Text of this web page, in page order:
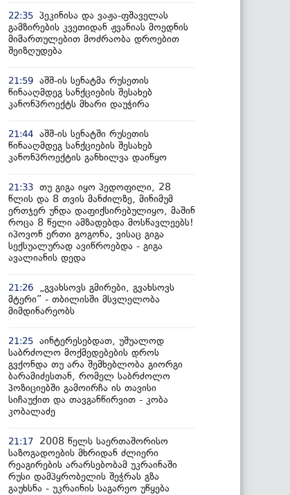
22:35 პეკინისა და ვაჟა-ფშაველას
გამზირების კვეთიდან ჟვანიას მოედნის
მიმართულებით მოძრაობა დროებით
შეიზღუდება
21:59 აშშ-ის სენატმა რუსეთის
წინააღმდეგ სანქციების შესახებ
კანონპროექტს მხარი დაუჭირა
21:44 აშშ-ის სენატში რუსეთის
წინააღმდეგ სანქციების შესახებ
კანონპროექტის განხილვა დაიწყო
21:33 თუ გიგა იყო პედოფილი, 28
წლის და 8 თვის მანძილზე, მინიმუმ
ერთჯერ უნდა დაფიქსირებულიყო, მაშინ
როცა 8 წელი ამზადებდა მოსწავლეებს!
იპოვონ ერთი გოგონა, ვისაც გიგა
სექსუალურად ავიწროებდა - გიგა
ავალიანის დედა
21:26
„გვახსოვს გმირები, გვახსოვს
მტერი” - თბილისში მსვლელობა
მიმდინარეობს
21:25 აინტერესებდათ, უშუალოდ
საბრძოლო მოქმედებების დროს
გვქონდა თუ არა შემხებლობა გიორგი
ბარამიძესთან, რომელ საბრძოლო
პოზიციებში გამოირჩა ის თავისი
სიჩაუქით და თავგანწირვით - კობა
კობალაძე
21:17
2008 წელს საერთაშორისო
საზოგადოების მხრიდან ძლიერი
რეაგირების არარსებობამ უკრაინაში
რუსი დამპყრობელის შეჭრას გზა
გაუხსნა - უკრაინის საგარეო უწყება